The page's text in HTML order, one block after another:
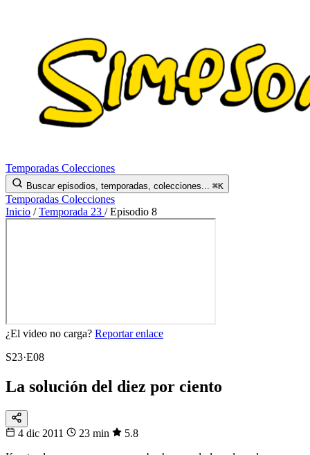
Temporadas Colecciones
Buscar episodios, temporadas, colecciones... ⌘K
Temporadas Colecciones
Inicio / Temporada 23 / Episodio 8
¿El video no carga? Reportar enlace
S23·E08
La solución del diez por ciento
4 dic 2011 23 min
5.8